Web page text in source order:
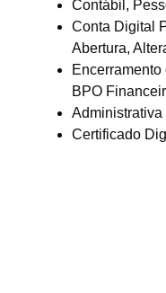
Contábil,
Conta Digital
Abertura,
BPO
Administrativa
Certificado